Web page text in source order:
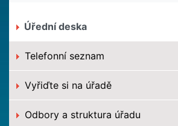
Úřední deska
Telefonní seznam
Vyřiďte si na úřadě
Odbory a struktura úřadu